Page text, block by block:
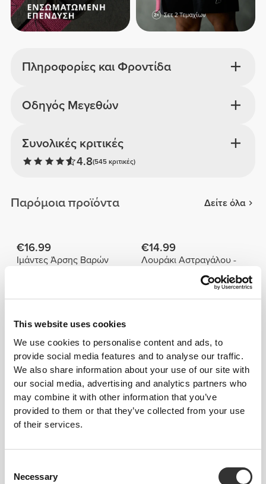
This website uses cookies
We use cookies to personalise content and ads, to
provide social media features and to analyse our traffic.
We also share information about your use of our site with
our social media, advertising and analytics partners who
may combine it with other information that you’ve
provided to them or that they’ve collected from your use
of their services.
Selection
Necessary
Πληροφορίες και Φροντίδα
Συνολικές κριτικές
4.8(545 κριτικές)
Οδηγός Μεγεθών
Παρόμοια προϊόντα Δείτε όλα
€16.99
Ιμάντες Άρσης Βαρών
€14.99
Λουράκι Αστραγάλου -
€16.99
από Βαμβάκι x 2
€16.99
Τα πιο δημοφιλή Δείτε όλα
€16.99
Ιμάντες Άρσης Βαρών
από Βαμβάκι x 2
€59.99
Ζώνη Weightlifting
Comptech Επιγονατίδες x